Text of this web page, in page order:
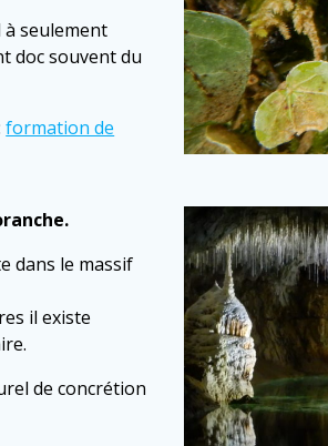
seulement
doc souvent du
formation de
dans le massif
il existe
de concrétion